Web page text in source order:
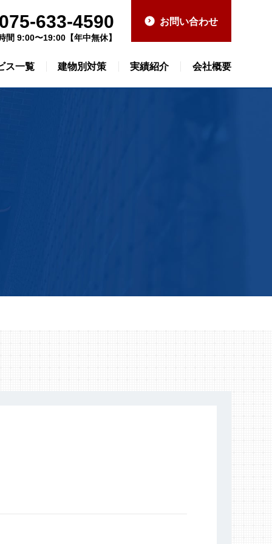
ス一覧 建物別対策 実績紹介 会社概要
633-4590
間 9:00〜19:00【年中無休】
お問い合わせ